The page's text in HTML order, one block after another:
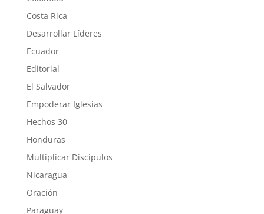
Costa Rica
Desarrollar Líderes
Ecuador
Editorial
El Salvador
Empoderar Iglesias
Hechos 30
Honduras
Multiplicar Discípulos
Nicaragua
Oración
Paraguay